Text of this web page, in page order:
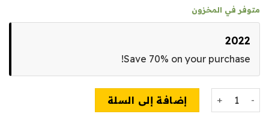
متوفر في المخزون
2022
Save 70% on your purchase!
إضافة إلى السلة